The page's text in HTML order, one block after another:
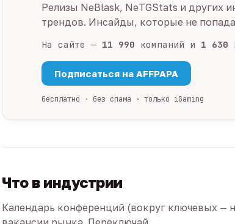
Релизы NeBlask, NeTGStats и других
трендов. Инсайды, которые не
На сайте — 11 990 компаний и 1 630
Подписаться на AFFPAPA
бесплатно · без спама · только iGaming
Что в индустрии
Календарь конференций (вокруг ключевых —